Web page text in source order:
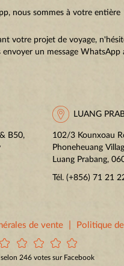
nous sommes à votre entière
votre projet de voyage,
un message WhatsApp
B50,
LUANG
102/3 Kounxoau
Phoneheuang
Luang Prabang,
Tél. (+856) 71 21
de vente Politique
246 votes sur Facebook